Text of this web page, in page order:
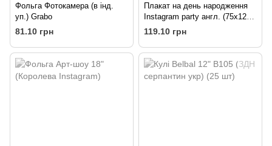
Фольга Фотокамера (в інд.
уп.) Grabo
81.10 грн
Плакат на день народження
Instagram party англ. (75х120
см)
119.10 грн